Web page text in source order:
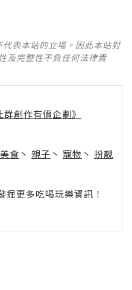
表本站的立場。因此本站對
及完整性不負任何法律責
創作有價企劃》
美食 丶 親子 丶 寵物 丶 扮靚
更多吃喝玩樂資訊！